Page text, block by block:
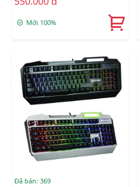
Mới 100%
Đã bán: 369